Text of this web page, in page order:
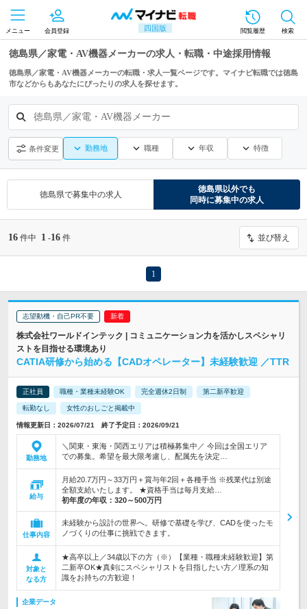
四国版
メニュー 会員登録 閲覧履歴 検索
徳島県／家電・AV機器メーカーの求人・転職・中途採用情報
徳島県／家電・AV機器メーカーの転職・求人一覧ページです。マイナビ転職では徳島
市などからもあなたにぴったりの求人を探せます。
徳島県／家電・AV機器メーカー
条件変更 勤務地 職種 年収 特徴
徳島県で募集中の求人
徳島県以外でも
同時に募集中の求人
16 件中 1 -16 件 並び替え
1
志望動機・自己PR不要
株式会社ワールドインテック | コミュニケーション力を活かしスペシャリ
ストを目指せる環境あり
CATIA研修から始める【CADオペレーター】未経験歓迎 ／TTR
正社員 職種・業種未経験OK 完全週休2日制 第二新卒歓迎
転勤なし 女性のおしごと掲載中
情報更新日：2026/07/21 終了予定日：2026/09/21
勤務地
＼関東・東海・関西エリアは積極募集中／ 今回は全国エリア
での募集。希望を最大限考慮し、配属先を決定…
給与
月給20.7万円～33万円＋賞与年2回＋各種手当 ※残業代は別途
全額支給いたします。 ★資格手当は毎月支給…
初年度の年収： 320～500万円
仕事内容
未経験から設計の世界へ。研修で基礎を学び、CADを使ったモ
ノづくりの仕事に挑戦できます。
対象と
なる方
★高卒以上／34歳以下の方（※）【業種・職種未経験歓迎】第
二新卒OK★真剣にスペシャリストを目指したい方／理系の知
識をお持ちの方歓迎！
企業データ